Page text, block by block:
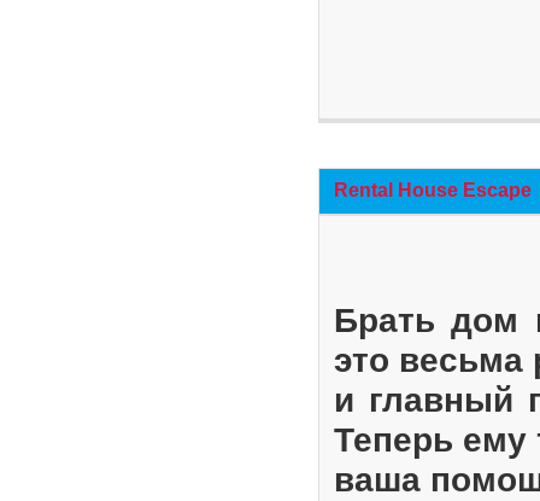
Rental House Escape
Брать дом
это весьма
и главный
Теперь ему
ваша